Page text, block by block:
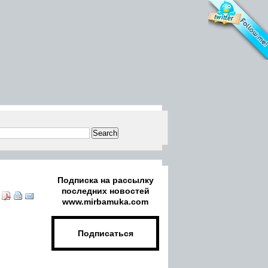
Подписка на рассылку
последних новостей
www.mirbamuka.com
Подписаться
Email: